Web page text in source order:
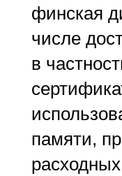
финская
числе
в
памяти,